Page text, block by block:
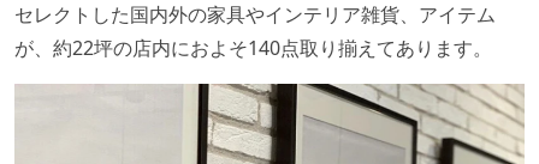
セレクトした国内外の家具やインテリア雑貨、アイテム
が、約22坪の店内におよそ140点取り揃えてあります。